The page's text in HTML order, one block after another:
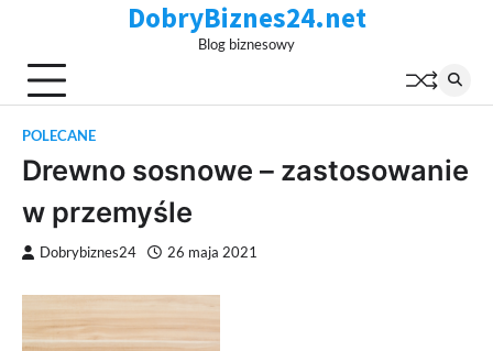
content
DobryBiznes24.net
Blog biznesowy
POLECANE
Drewno sosnowe – zastosowanie
w przemyśle
Dobrybiznes24 26 maja 2021